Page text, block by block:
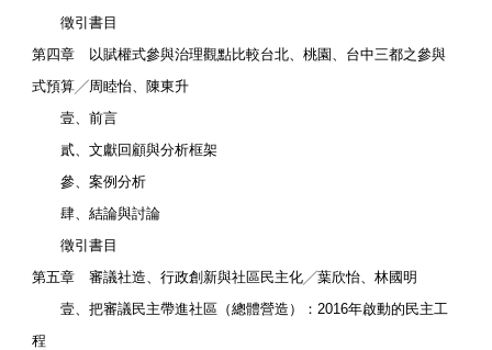
徵引書目
第四章 以賦權式參與治理觀點比較台北、桃園、台中三都之參與
式預算╱周睦怡、陳東升
壹、前言
貳、文獻回顧與分析框架
參、案例分析
肆、結論與討論
徵引書目
第五章 審議社造、行政創新與社區民主化╱葉欣怡、林國明
壹、把審議民主帶進社區（總體營造）：2016年啟動的民主工
程